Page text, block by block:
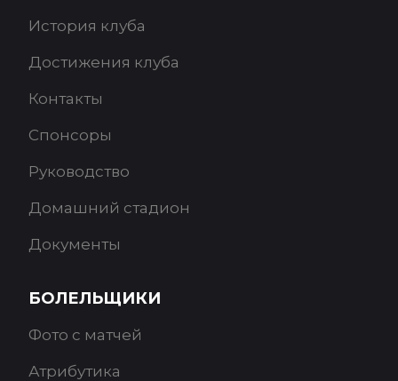
История клуба
Достижения клуба
Контакты
Спонсоры
Руководство
Домашний стадион
Документы
БОЛЕЛЬЩИКИ
Фото с матчей
Атрибутика